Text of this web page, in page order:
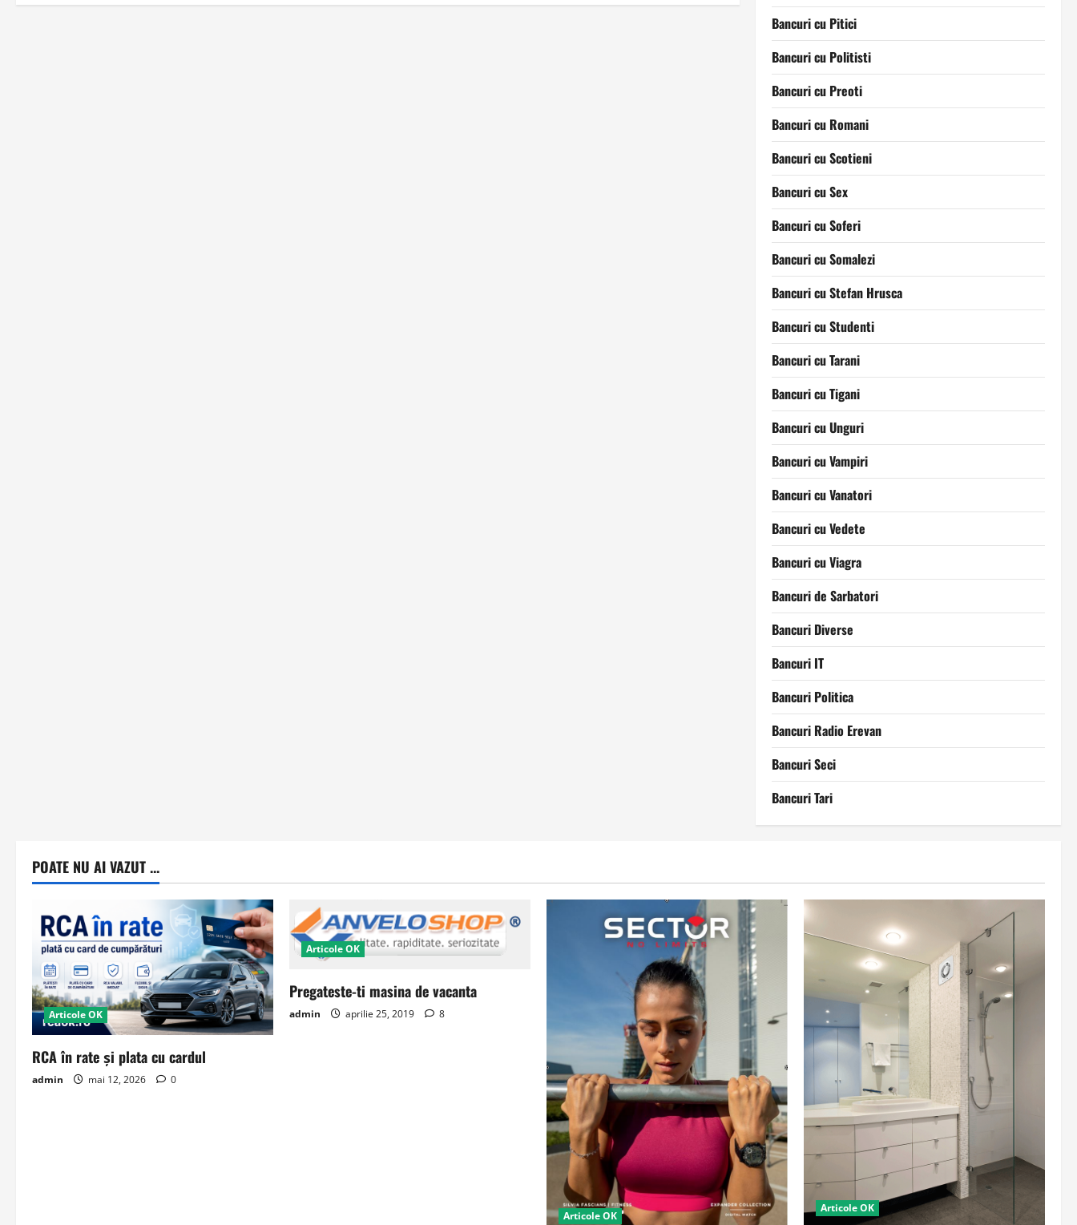
Bancuri cu Pitici
Bancuri cu Politisti
Bancuri cu Preoti
Bancuri cu Romani
Bancuri cu Scotieni
Bancuri cu Sex
Bancuri cu Soferi
Bancuri cu Somalezi
Bancuri cu Stefan Hrusca
Bancuri cu Studenti
Bancuri cu Tarani
Bancuri cu Tigani
Bancuri cu Unguri
Bancuri cu Vampiri
Bancuri cu Vanatori
Bancuri cu Vedete
Bancuri cu Viagra
Bancuri de Sarbatori
Bancuri Diverse
Bancuri IT
Bancuri Politica
Bancuri Radio Erevan
Bancuri Seci
Bancuri Tari
POATE NU AI VAZUT ...
Articole OK
RCA în rate și plata cu cardul
admin mai 12, 2026 0
Articole OK
Pregateste-ti masina de vacanta
admin aprilie 25, 2019 8
Articole OK
Articole OK